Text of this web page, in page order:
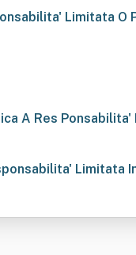
Limitata O
A Res
Limitata